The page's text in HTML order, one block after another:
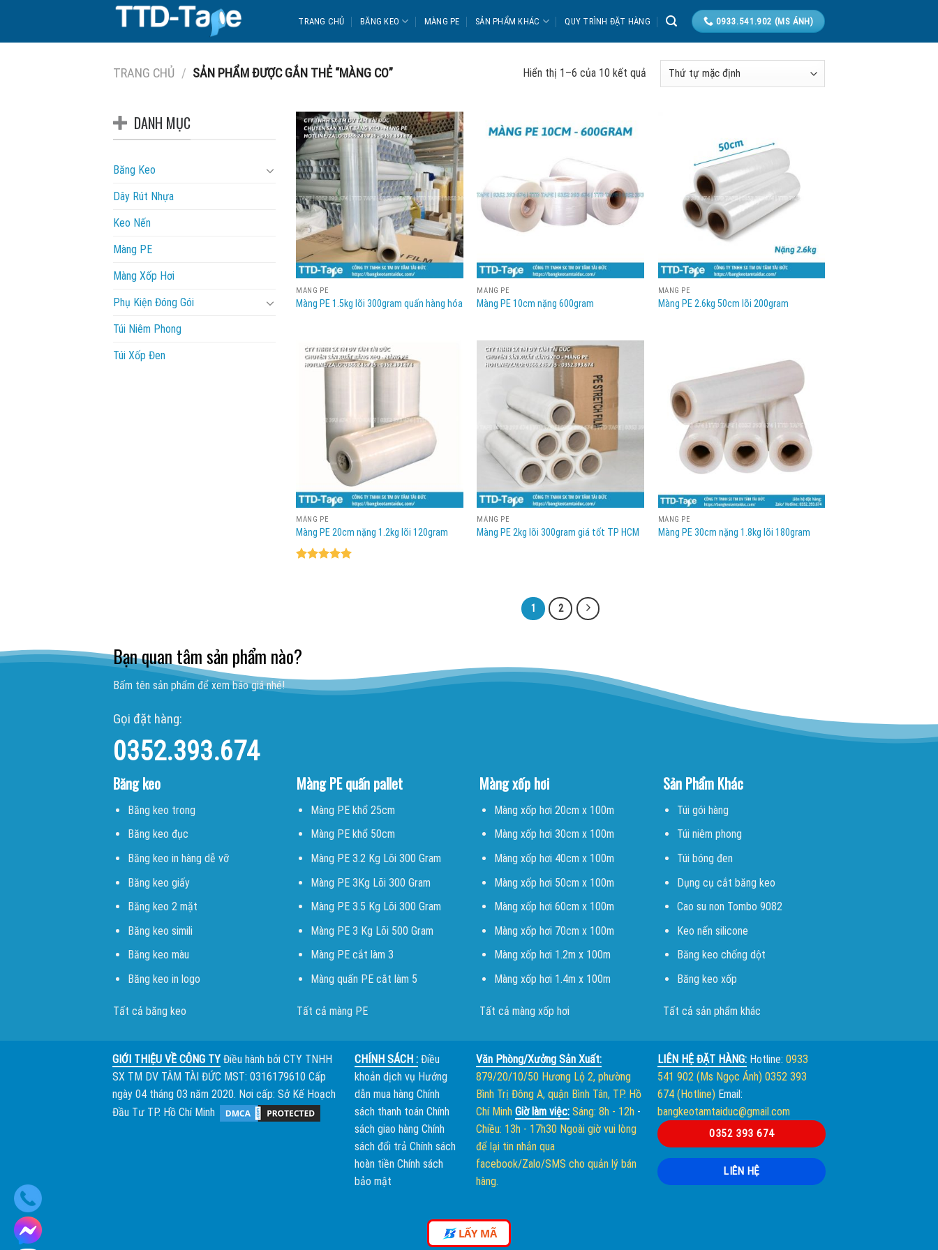
content
TRANG CHỦ BĂNG KEO MÀNG PE SẢN PHẨM KHÁC QUY TRÌNH ĐẶT HÀNG 0933.541.902 (MS ÁNH)
TRANG CHỦ / SẢN PHẨM ĐƯỢC GẮN THẺ “MÀNG CO” Hiển thị 1–6 của 10 kết quả
DANH MỤC
Băng Keo
Dây Rút Nhựa
Keo Nến
Màng PE
Màng Xốp Hơi
Phụ Kiện Đóng Gói
Túi Niêm Phong
Túi Xốp Đen
MÀNG PE
Màng PE 1.5kg lõi 300gram quấn hàng hóa
MÀNG PE
Màng PE 10cm nặng 600gram
MÀNG PE
Màng PE 2.6kg 50cm lõi 200gram
MÀNG PE
Màng PE 20cm nặng 1.2kg lõi 120gram
MÀNG PE
Màng PE 2kg lõi 300gram giá tốt TP HCM
MÀNG PE
Màng PE 30cm nặng 1.8kg lõi 180gram
1 2
Bạn quan tâm sản phẩm nào?
Bấm tên sản phẩm để xem báo giá nhé!
Gọi đặt hàng:
0352.393.674
Băng keo
Băng keo trong
Băng keo đục
Băng keo in hàng dễ vỡ
Băng keo giấy
Băng keo 2 mặt
Băng keo simili
Băng keo màu
Băng keo in logo
Tất cả băng keo
Màng PE quấn pallet
Màng PE khổ 25cm
Màng PE khổ 50cm
Màng PE 3.2 Kg Lõi 300 Gram
Màng PE 3Kg Lõi 300 Gram
Màng PE 3.5 Kg Lõi 300 Gram
Màng PE 3 Kg Lõi 500 Gram
Màng PE cắt làm 3
Màng quấn PE cắt làm 5
Tất cả màng PE
Màng xốp hơi
Màng xốp hơi 20cm x 100m
Màng xốp hơi 30cm x 100m
Màng xốp hơi 40cm x 100m
Màng xốp hơi 50cm x 100m
Màng xốp hơi 60cm x 100m
Màng xốp hơi 70cm x 100m
Màng xốp hơi 1.2m x 100m
Màng xốp hơi 1.4m x 100m
Tất cả màng xốp hơi
Sản Phẩm Khác
Túi gói hàng
Túi niêm phong
Túi bóng đen
Dụng cụ cắt băng keo
Cao su non Tombo 9082
Keo nến silicone
Băng keo chống dột
Băng keo xốp
Tất cả sản phẩm khác
GIỚI THIỆU VỀ CÔNG TYĐiều hành bởi CTY TNHH
SX TM DV TÂM TÀI ĐỨC MST: 0316179610 Cấp
ngày 04 tháng 03 năm 2020. Nơi cấp: Sở Kế Hoạch
Đầu Tư TP. Hồ Chí Minh
CHÍNH SÁCH : Điều
khoản dịch vụ Hướng
dẫn mua hàng Chính
sách thanh toán Chính
sách giao hàng Chính
sách đổi trả Chính sách
hoàn tiền Chính sách
bảo mật
Văn Phòng/Xưởng Sản Xuất:
879/20/10/50 Hương Lộ 2, phường
Bình Trị Đông A, quận Bình Tân, TP. Hồ
Chí Minh Giờ làm việc: Sáng: 8h - 12h-
Chiều: 13h - 17h30 Ngoài giờ vui lòng
để lại tin nhắn qua
facebook/Zalo/SMS cho quản lý bán
hàng.
LIÊN HỆ ĐẶT HÀNG: Hotline:0933
541 902 (Ms Ngọc Ánh) 0352 393
674 (Hotline) Email:
bangkeotamtaiduc@gmail.com
0352 393 674
LIÊN HỆ
LẤY MÃ